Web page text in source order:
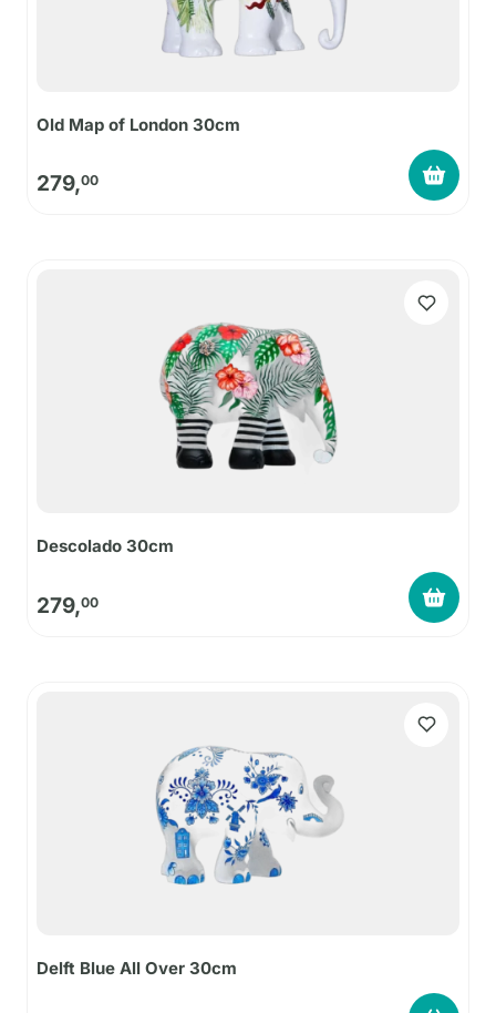
Old Map of London 30cm
279,00
Descolado 30cm
279,00
Delft Blue All Over 30cm